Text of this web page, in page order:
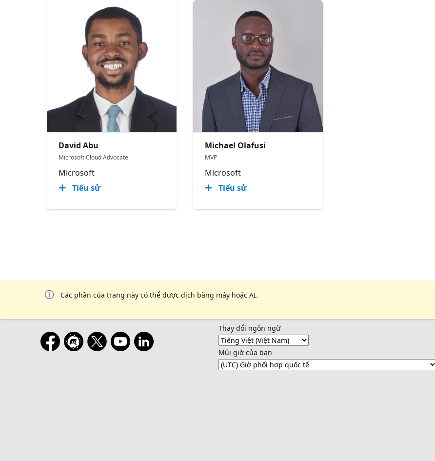
David Abu
Microsoft Cloud Advocate
Microsoft
Tiểu sử
Michael Olafusi
MVP
Microsoft
Tiểu sử
Các phần của trang này có thể được dịch bằng máy hoặc AI.
Thay đổi ngôn ngữ
Múi giờ của bạn